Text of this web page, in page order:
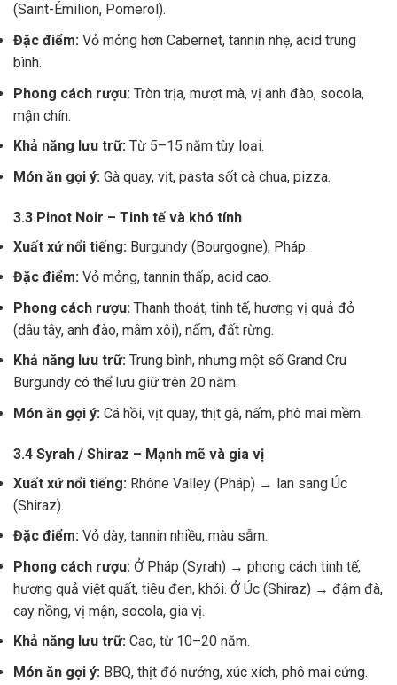
(Saint-Émilion, Pomerol).
Đặc điểm: Vỏ mỏng hơn Cabernet, tannin nhẹ, acid trung
bình.
Phong cách rượu: Tròn trịa, mượt mà, vị anh đào, socola,
mận chín.
Khả năng lưu trữ: Từ 5–15 năm tùy loại.
Món ăn gợi ý: Gà quay, vịt, pasta sốt cà chua, pizza.
3.3 Pinot Noir – Tinh tế và khó tính
Xuất xứ nổi tiếng: Burgundy (Bourgogne), Pháp.
Đặc điểm: Vỏ mỏng, tannin thấp, acid cao.
Phong cách rượu: Thanh thoát, tinh tế, hương vị quả đỏ
(dâu tây, anh đào, mâm xôi), nấm, đất rừng.
Khả năng lưu trữ: Trung bình, nhưng một số Grand Cru
Burgundy có thể lưu giữ trên 20 năm.
Món ăn gợi ý: Cá hồi, vịt quay, thịt gà, nấm, phô mai mềm.
3.4 Syrah / Shiraz – Mạnh mẽ và gia vị
Xuất xứ nổi tiếng: Rhône Valley (Pháp) → lan sang Úc
(Shiraz).
Đặc điểm: Vỏ dày, tannin nhiều, màu sẫm.
Phong cách rượu: Ở Pháp (Syrah) → phong cách tinh tế,
hương quả việt quất, tiêu đen, khói. Ở Úc (Shiraz) → đậm đà,
cay nồng, vị mận, socola, gia vị.
Khả năng lưu trữ: Cao, từ 10–20 năm.
Món ăn gợi ý: BBQ, thịt đỏ nướng, xúc xích, phô mai cứng.